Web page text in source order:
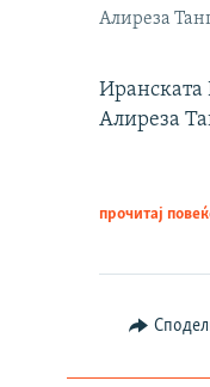
Алиреза
Иранската
Алиреза
прочитај